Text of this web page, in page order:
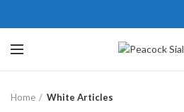
Click to enlarge
Home White Articles
壯陽藥台灣購物
，這不是因為缺乏性生活，而
犀利士壯陽藥線上購買
戲都可以很好的幫助你獲得一